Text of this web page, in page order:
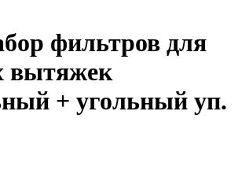
фильтров для
вытяжек
+ угольный уп.